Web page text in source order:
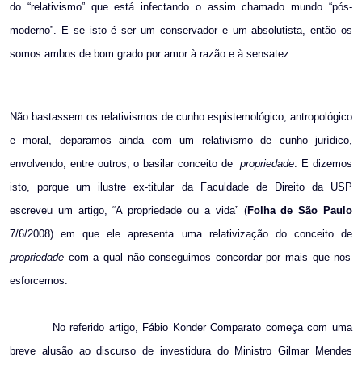
do “relativismo” que está infectando o assim chamado mundo “pós-
moderno”. E se isto é ser um conservador e um absolutista, então os
somos ambos de bom grado por amor à razão e à sensatez.
Não bastassem os relativismos de cunho espistemológico, antropológico
e moral, deparamos ainda com um relativismo de cunho jurídico,
envolvendo, entre outros, o basilar conceito de
propriedade. E dizemos
isto, porque um ilustre ex-titular da Faculdade de Direito da USP
escreveu um artigo, “A propriedade ou a vida” (Folha de São Paulo
7/6/2008) em que ele apresenta uma relativização do conceito de
propriedade com a qual não conseguimos concordar por mais que nos
esforcemos.
No referido artigo, Fábio Konder Comparato começa com uma
breve alusão ao discurso de investidura do Ministro Gilmar Mendes